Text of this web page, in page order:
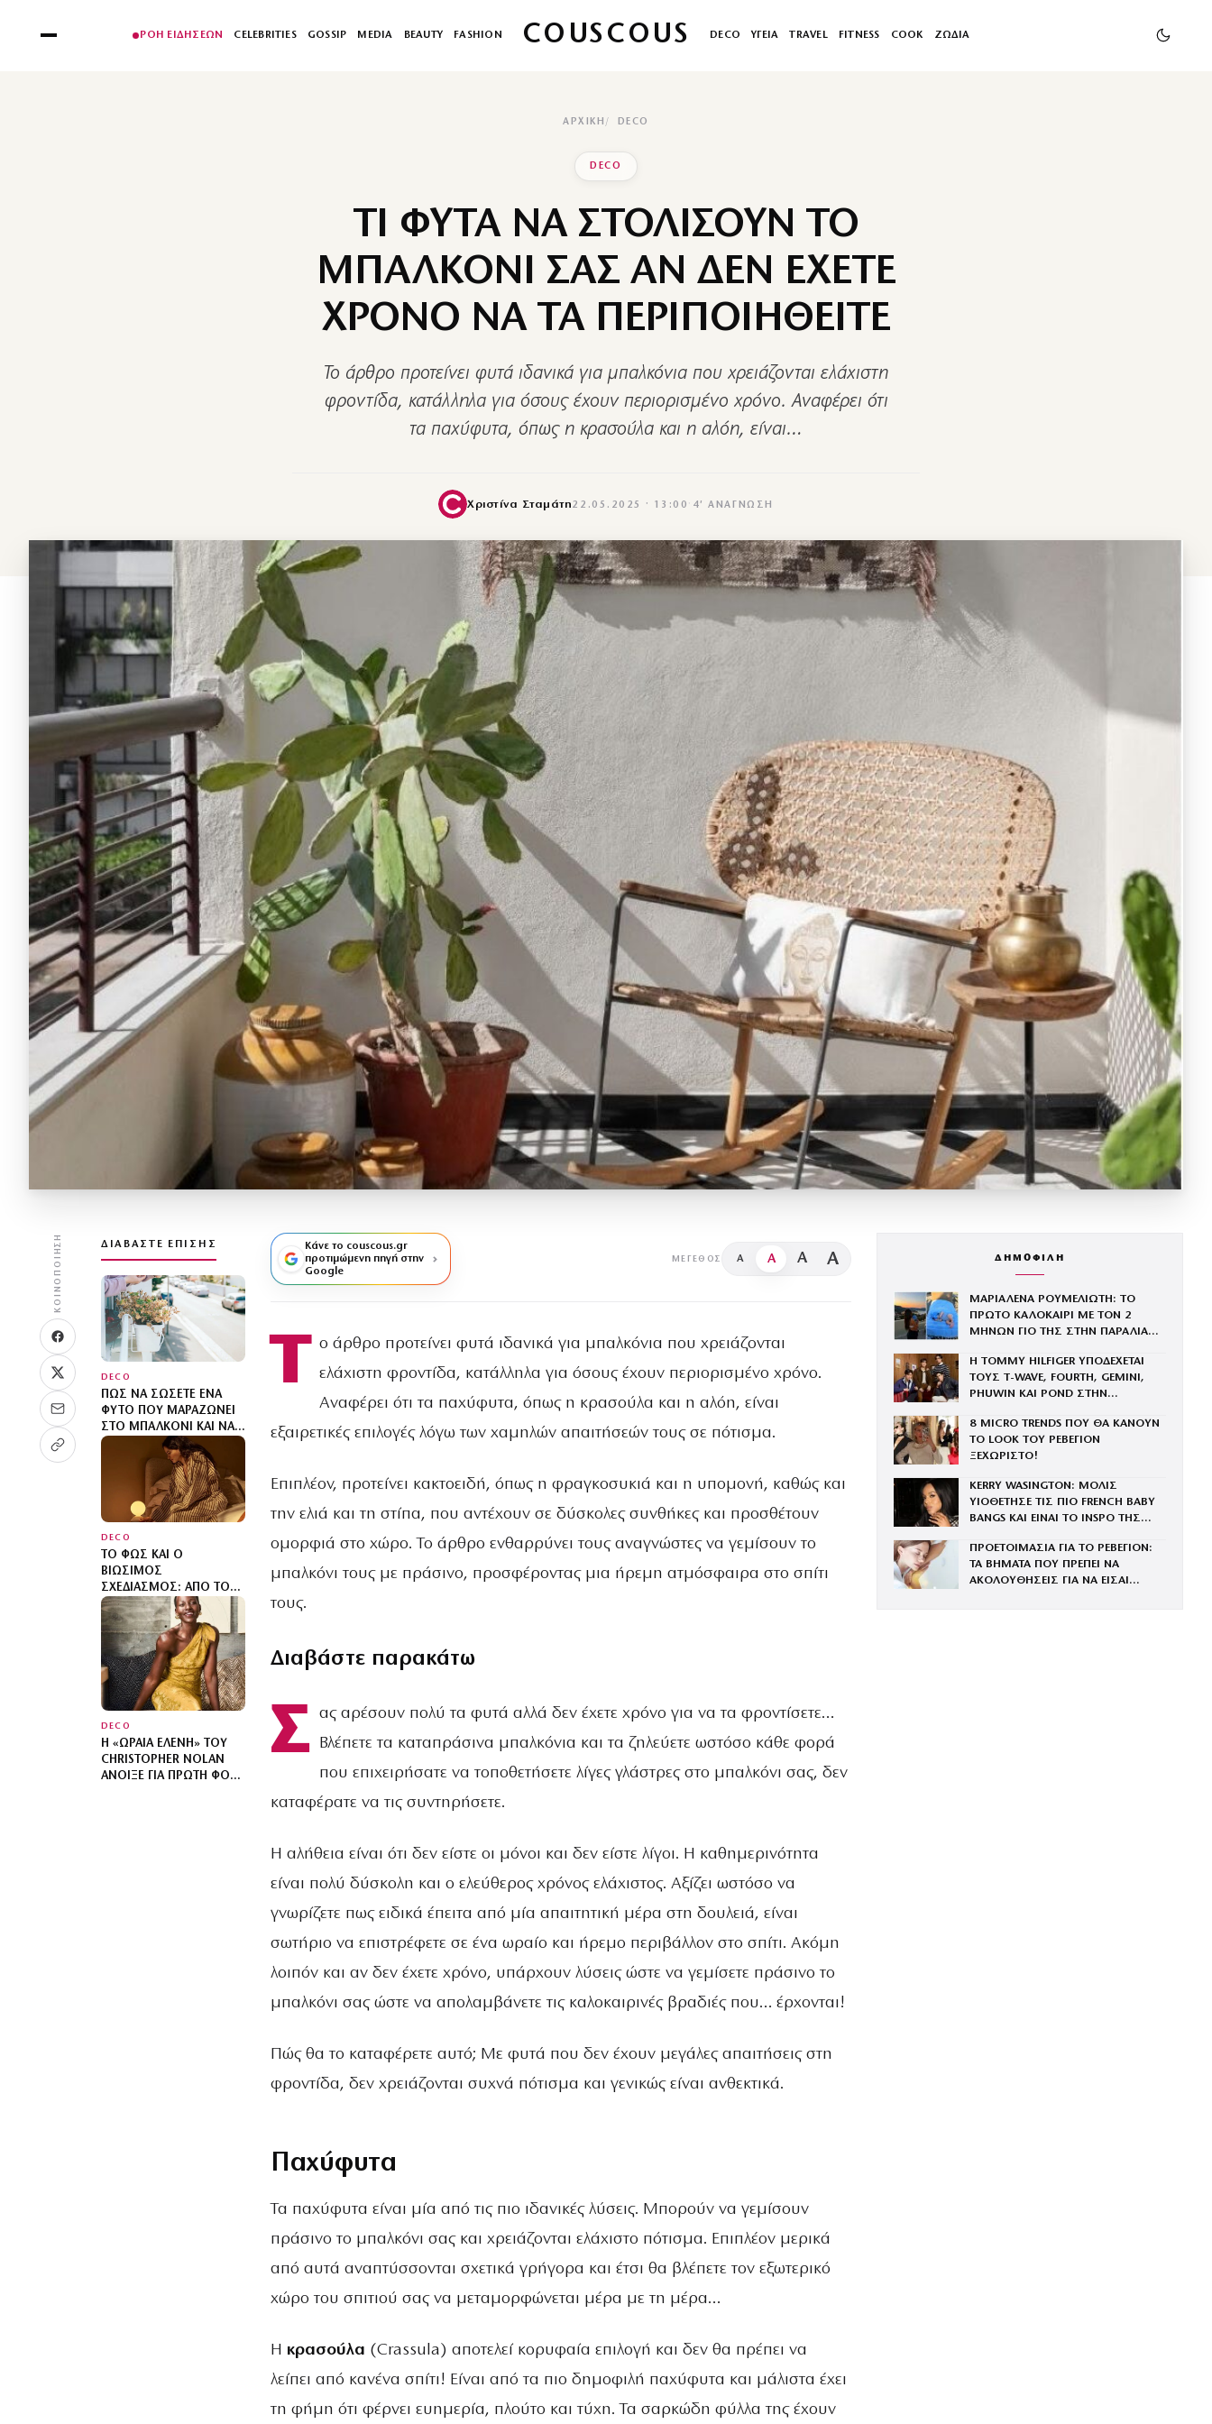
ΡΟΗ ΕΙΔΗΣΕΩΝ CELEBRITIES GOSSIP MEDIA BEAUTY FASHION COUSCOUS DECO ΥΓΕΙΑ TRAVEL FITNESS COOK ΖΩΔΙΑ
ΑΡΧΙΚΉ DECO
DECO
ΤΙ ΦΥΤΑ ΝΑ ΣΤΟΛΙΣΟΥΝ ΤΟ
ΜΠΑΛΚΟΝΙ ΣΑΣ ΑΝ ΔΕΝ ΕΧΕΤΕ
ΧΡΟΝΟ ΝΑ ΤΑ ΠΕΡΙΠΟΙΗΘΕΙΤΕ
Το άρθρο προτείνει φυτά ιδανικά για μπαλκόνια που χρειάζονται ελάχιστη
φροντίδα, κατάλληλα για όσους έχουν περιορισμένο χρόνο. Αναφέρει ότι
τα παχύφυτα, όπως η κρασούλα και η αλόη, είναι…
Χριστίνα Σταμάτη22.05.2025 · 13:00 · 4′ ΑΝΆΓΝΩΣΗ
ΚΟΙΝΟΠΟΊΗΣΗ ΔΙΑΒΆΣΤΕ ΕΠΊΣΗΣ
DECO
ΠΏΣ ΝΑ ΣΏΣΕΤΕ ΈΝΑ
ΦΥΤΌ ΠΟΥ ΜΑΡΑΖΏΝΕΙ
ΣΤΟ ΜΠΑΛΚΌΝΙ ΚΑΙ ΝΑ
ΤΟ ΕΠΑΝΑΦΈΡΕΤΕ
ΓΡΉΓΟΡΑ
DECO
ΤΟ ΦΩΣ ΚΑΙ Ο
ΒΙΏΣΙΜΟΣ
ΣΧΕΔΙΑΣΜΌΣ: ΑΠΌ ΤΟΝ
ΎΠΝΟ ΜΈΧΡΙ ΤΟΝ
ΆΝΘΡΩΠΟ
DECO
Η «ΩΡΑΊΑ ΕΛΈΝΗ» ΤΟΥ
CHRISTOPHER NOLAN
ΆΝΟΙΞΕ ΓΙΑ ΠΡΏΤΗ ΦΟΡΆ
Κάνε το couscous.gr
προτιμώμενη πηγή στην
Google
ΜΈΓΕΘΟΣ A A A A
Τ ο άρθρο προτείνει φυτά ιδανικά για μπαλκόνια που χρειάζονται
ελάχιστη φροντίδα, κατάλληλα για όσους έχουν περιορισμένο χρόνο.
Αναφέρει ότι τα παχύφυτα, όπως η κρασούλα και η αλόη, είναι
εξαιρετικές επιλογές λόγω των χαμηλών απαιτήσεών τους σε πότισμα.
Επιπλέον, προτείνει κακτοειδή, όπως η φραγκοσυκιά και η υπομονή, καθώς και
την ελιά και τη στίπα, που αντέχουν σε δύσκολες συνθήκες και προσθέτουν
ομορφιά στο χώρο. Το άρθρο ενθαρρύνει τους αναγνώστες να γεμίσουν το
μπαλκόνι τους με πράσινο, προσφέροντας μια ήρεμη ατμόσφαιρα στο σπίτι
τους.
Διαβάστε παρακάτω
Σ ας αρέσουν πολύ τα φυτά αλλά δεν έχετε χρόνο για να τα φροντίσετε…
Βλέπετε τα καταπράσινα μπαλκόνια και τα ζηλεύετε ωστόσο κάθε φορά
που επιχειρήσατε να τοποθετήσετε λίγες γλάστρες στο μπαλκόνι σας, δεν
καταφέρατε να τις συντηρήσετε.
Η αλήθεια είναι ότι δεν είστε οι μόνοι και δεν είστε λίγοι. Η καθημερινότητα
είναι πολύ δύσκολη και ο ελεύθερος χρόνος ελάχιστος. Αξίζει ωστόσο να
γνωρίζετε πως ειδικά έπειτα από μία απαιτητική μέρα στη δουλειά, είναι
σωτήριο να επιστρέφετε σε ένα ωραίο και ήρεμο περιβάλλον στο σπίτι. Ακόμη
λοιπόν και αν δεν έχετε χρόνο, υπάρχουν λύσεις ώστε να γεμίσετε πράσινο το
μπαλκόνι σας ώστε να απολαμβάνετε τις καλοκαιρινές βραδιές που… έρχονται!
Πώς θα το καταφέρετε αυτό; Με φυτά που δεν έχουν μεγάλες απαιτήσεις στη
φροντίδα, δεν χρειάζονται συχνά πότισμα και γενικώς είναι ανθεκτικά.
Παχύφυτα
Τα παχύφυτα είναι μία από τις πιο ιδανικές λύσεις. Μπορούν να γεμίσουν
πράσινο το μπαλκόνι σας και χρειάζονται ελάχιστο πότισμα. Επιπλέον μερικά
από αυτά αναπτύσσονται σχετικά γρήγορα και έτσι θα βλέπετε τον εξωτερικό
χώρο του σπιτιού σας να μεταμορφώνεται μέρα με τη μέρα…
Η κρασούλα (Crassula) αποτελεί κορυφαία επιλογή και δεν θα πρέπει να
λείπει από κανένα σπίτι! Είναι από τα πιο δημοφιλή παχύφυτα και μάλιστα έχει
τη φήμη ότι φέρνει ευημερία, πλούτο και τύχη. Τα σαρκώδη φύλλα της έχουν
ΔΗΜΟΦΙΛΗ
ΜΑΡΙΑΛΕΝΑ ΡΟΥΜΕΛΙΩΤΗ: ΤΟ
ΠΡΩΤΟ ΚΑΛΟΚΑΙΡΙ ΜΕ ΤΟΝ 2
ΜΗΝΩΝ ΓΙΟ ΤΗΣ ΣΤΗΝ ΠΑΡΑΛΙΑ
Η TOMMY HILFIGER ΥΠΟΔΕΧΕΤΑΙ
ΤΟΥΣ Τ-WAVE, FOURTH, GEMINI,
PHUWIN ΚΑΙ POND ΣΤΗΝ
8 MICRO TRENDS ΠΟΥ ΘΑ ΚΑΝΟΥΝ
ΤΟ LOOK ΤΟΥ ΡΕΒΕΓΙΟΝ
ΞΕΧΩΡΙΣΤΟ!
KERRY WASINGTON: ΜΟΛΙΣ
ΥΙΟΘΕΤΗΣΕ ΤΙΣ ΠΙΟ FRENCH BABY
BANGS ΚΑΙ ΕΙΝΑΙ ΤΟ INSPO ΤΗΣ
ΠΡΟΕΤΟΙΜΑΣΙΑ ΓΙΑ ΤΟ ΡΕΒΕΓΙΟΝ:
ΤΑ ΒΗΜΑΤΑ ΠΟΥ ΠΡΕΠΕΙ ΝΑ
ΑΚΟΛΟΥΘΗΣΕΙΣ ΓΙΑ ΝΑ ΕΙΣΑΙ